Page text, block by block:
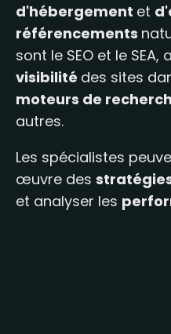
d'hébergement et
référencements
sont le SEO et le
visibilité des sites
moteurs de
autres.
Les spécialistes
œuvre des
et analyser les